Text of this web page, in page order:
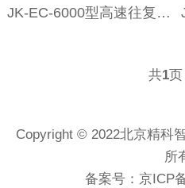
JK-EC-6000型高速往复电化学腐蚀摩擦磨损试验仪
共1页
Copyright © 2022北京精科
所
备案号： 京ICP